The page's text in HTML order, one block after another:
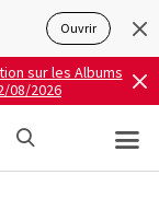
Ouvrir
sur les Albums
08/2026